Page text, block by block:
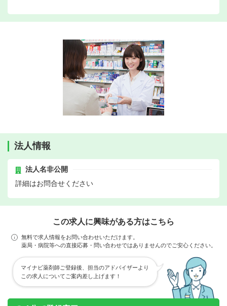
法人情報
法人名非公開
詳細はお問合せください
この求人に興味がある方はこちら
無料で求人情報をお問い合わせいただけます。
薬局・病院等への直接応募・問い合わせではありませんのでご安心ください。
マイナビ薬剤師ご登録後、担当のアドバイザーより
この求人についてご案内差し上げます！